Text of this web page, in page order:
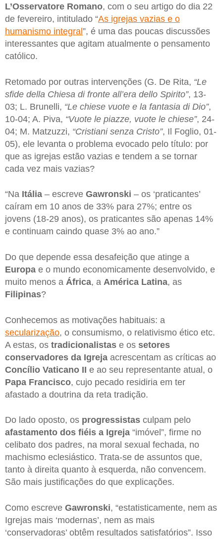
L’Osservatore Romano, com o seu artigo do dia 22
de fevereiro, intitulado “As igrejas vazias e o
humanismo integral ”, é uma das poucas discussões
interessantes que agitam atualmente o pensamento
católico.
Retomado por outras intervenções (G. De Rita, “Le
sfide della Chiesa di fronte all’era dello Spirito”, 13-
03; L. Brunelli, “Le chiese vuote e la fantasia di Dio”,
10-04; A. Piva, “Vuote le piazze, vuote le chiese”, 24-
04; M. Matzuzzi, “Cristiani senza Cristo”, Il Foglio, 01-
05), ele levanta o problema evocado pelo título: por
que as igrejas estão vazias e tendem a se tornar
cada vez mais vazias?
“Na Itália – escreve Gawronski – os ‘praticantes’
caíram em 10 anos de 33% para 27%; entre os
jovens (18-29 anos), os praticantes são apenas 14%
e continuam caindo quase 3% ao ano.”
Do que depende essa desafeição que atinge a
Europa e o mundo economicamente desenvolvido, e
muito menos a África, a América Latina, as
Filipinas?
Conhecemos as motivações habituais: a
secularização, o consumismo, o relativismo ético etc.
A estas, os tradicionalistas e os setores
conservadores da Igreja acrescentam as críticas ao
Concílio Vaticano II e ao seu representante atual, o
Papa Francisco, cujo pecado residiria em ter
afastado a doutrina da reta tradição.
Do lado oposto, os progressistas culpam pelo
afastamento dos fiéis a Igreja “imóvel”, firme no
celibato dos padres, na moral sexual fechada, no
machismo eclesiástico. Trata-se de assuntos que,
tanto à direita quanto à esquerda, não convencem.
São mais justificações do que explicações.
Como escreve Gawronski, “estatisticamente, nem as
Igrejas mais ‘modernas’, nem as mais
‘conservadoras’ obtêm resultados satisfatórios”. Isso